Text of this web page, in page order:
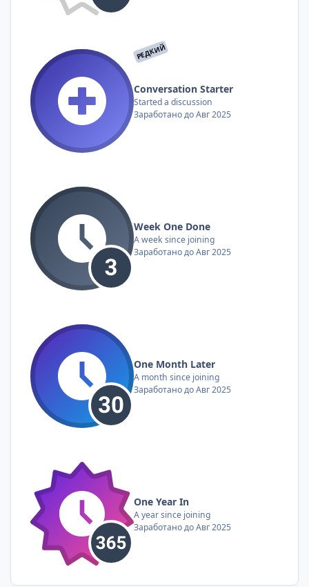
РЕДКИЙ
Conversation Starter
Started a discussion
Заработано до Авг 2025
Week One Done
A week since joining
Заработано до Авг 2025
One Month Later
A month since joining
Заработано до Авг 2025
One Year In
A year since joining
Заработано до Авг 2025